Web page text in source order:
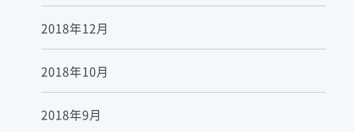
2018年12月
2018年10月
2018年9月